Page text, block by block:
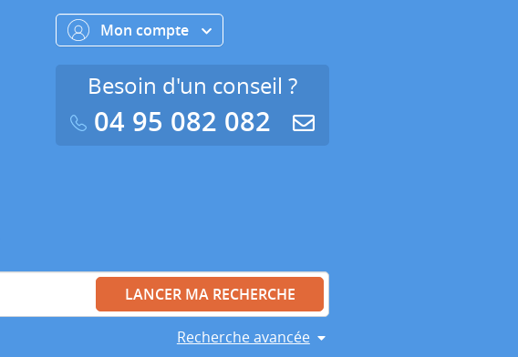
Recherche avancée
Mon compte
Besoin d'un conseil ?
04 95 082 082